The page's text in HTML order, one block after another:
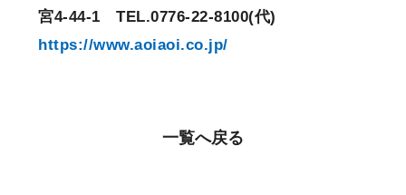
宮4-44-1 TEL.0776-22-8100(代)
https://www.aoiaoi.co.jp/
一覧へ戻る